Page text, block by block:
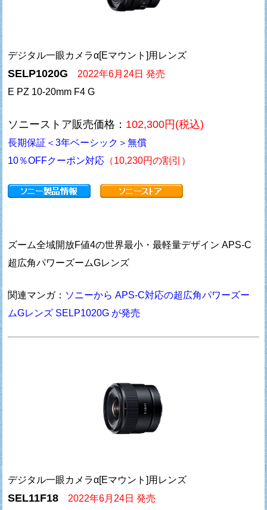
デジタル一眼カメラα[Eマウント]用レンズ
SELP1020G
2022年6月24日 発売
E PZ 10-20mm F4 G
ソニーストア販売価格： 102,300円(税込)
長期保証＜3年ベーシック＞無償
10％OFFクーポン対応 （10,230円の割引）
ズーム全域開放F値4の世界最小・最軽量デザイン APS-C
超広角パワーズームGレンズ
関連マンガ： ソニーから APS-C対応の超広角パワーズー
ムGレンズ SELP1020G が発売
デジタル一眼カメラα[Eマウント]用レンズ
SEL11F18
2022年6月24日 発売